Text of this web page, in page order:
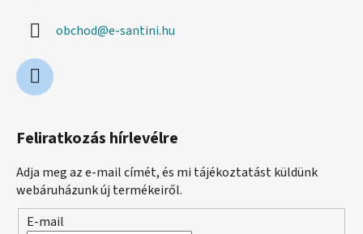
obchod@e-santini.hu
Feliratkozás hírlevélre
Adja meg az e-mail címét, és mi tájékoztatást küldünk
webáruházunk új termékeiről.
E-mail